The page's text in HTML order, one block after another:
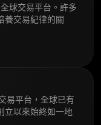
球交易平台。許多
養交易紀律的關
易平台，全球已有
立以來始終如一地